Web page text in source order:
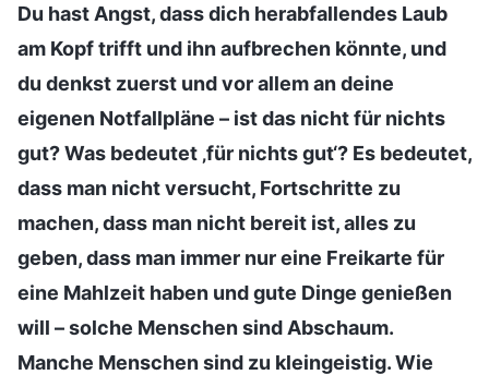
Du hast Angst, dass dich herabfallendes Laub
am Kopf trifft und ihn aufbrechen könnte, und
du denkst zuerst und vor allem an deine
eigenen Notfallpläne – ist das nicht für nichts
gut? Was bedeutet ‚für nichts gut‘? Es bedeutet,
dass man nicht versucht, Fortschritte zu
machen, dass man nicht bereit ist, alles zu
geben, dass man immer nur eine Freikarte für
eine Mahlzeit haben und gute Dinge genießen
will – solche Menschen sind Abschaum.
Manche Menschen sind zu kleingeistig. Wie